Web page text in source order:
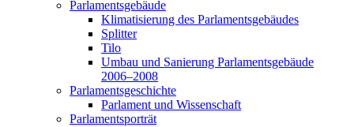
Parlamentsgebäude
Klimatisierung des Parlamentsgebäudes
Splitter
Tilo
Umbau und Sanierung Parlamentsgebäude
2006–2008
Parlamentsgeschichte
Parlament und Wissenschaft
Parlamentsporträt